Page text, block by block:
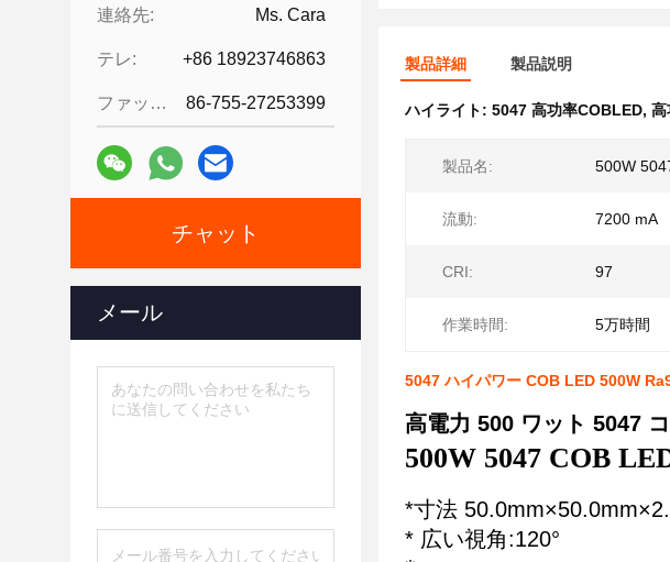
連絡先: Ms. Cara
テレ: +86 18923746863
ファックス: 86-755-27253399
チャット
メール
製品詳細 製品説明
ハイライト: 5047 高功率COBLED, 高
製品名: 500W
流動: 7200 mA
CRI: 97
作業時間: 5万時間
5047 ハイパワー COB LED 500W
高電力 500 ワット 5047
500W 5047 COB
*寸法
* 広い視角:120°